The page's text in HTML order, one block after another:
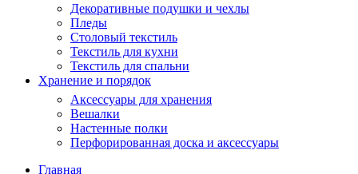
Декоративные подушки и чехлы
Пледы
Столовый текстиль
Текстиль для кухни
Текстиль для спальни
Хранение и порядок
Аксессуары для хранения
Вешалки
Настенные полки
Перфорированная доска и аксессуары
Главная